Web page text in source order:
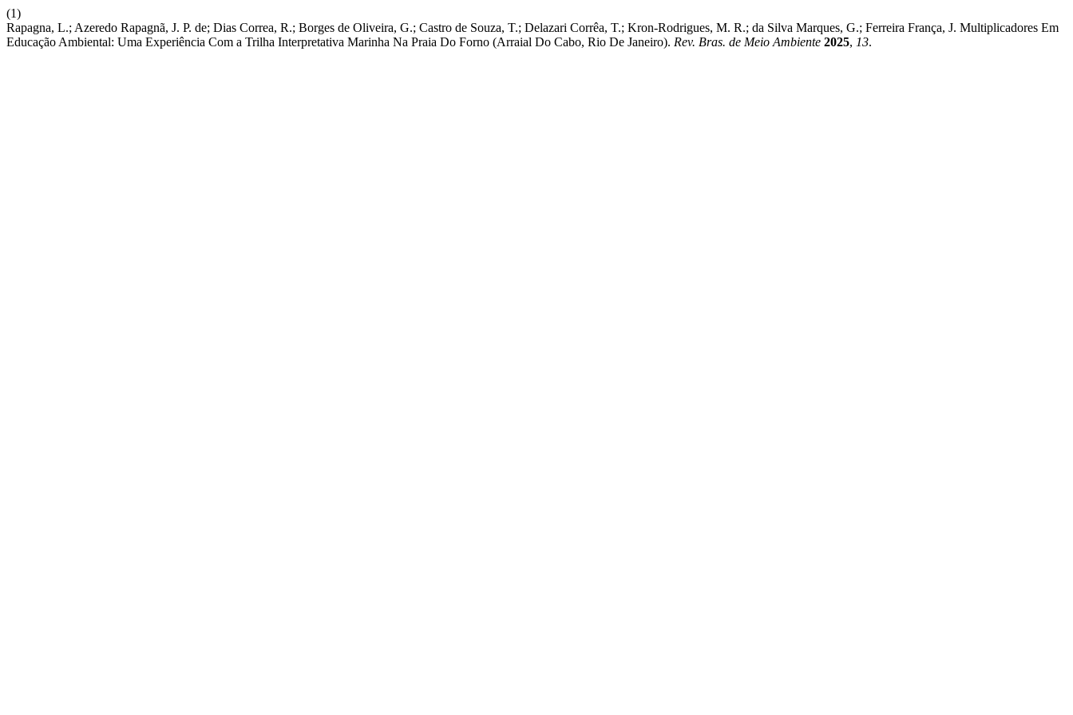
(1)
Rapagna, L.; Azeredo Rapagnã, J. P. de; Dias Correa, R.; Borges de Oliveira, G.; Castro de Souza, T.; Delazari Corrêa, T.; Kron-Rodrigues, M. R.; da Silva Marques, G.; Ferreira França, J. Multiplicadores Em
Educação Ambiental: Uma Experiência Com a Trilha Interpretativa Marinha Na Praia Do Forno (Arraial Do Cabo, Rio De Janeiro). Rev. Bras. de Meio Ambiente 2025, 13.